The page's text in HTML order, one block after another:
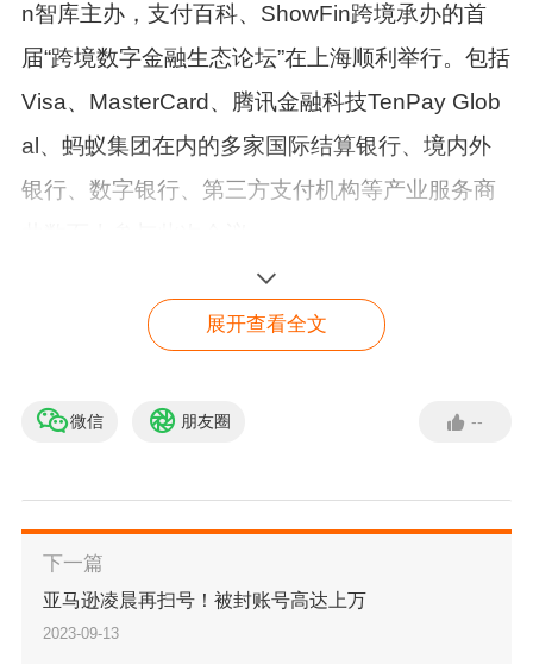
n智库主办，支付百科、ShowFin跨境承办的首
届“跨境数字金融生态论坛”在上海顺利举行。包括
Visa、MasterCard、腾讯金融科技TenPay Glob
al、蚂蚁集团在内的多家国际结算银行、境内外
银行、数字银行、第三方支付机构等产业服务商
展开查看全文
微信 朋友圈 --
下一篇
亚马逊凌晨再扫号！被封账号高达上万
2023-09-13